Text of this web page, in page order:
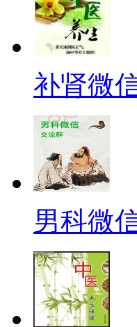
补肾微
男科微